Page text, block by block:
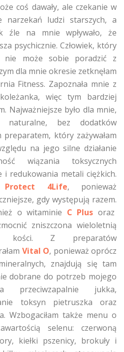
coś dawały, ale czekanie w
narzekań ludzi starszych, a
źle na mnie wpływało, że
psychicznie. Człowiek, który
nie może sobie poradzić z
dla mnie okresie zetknęłam
Fitness. Zapoznała mnie z
więc tym bardziej
Najważniejsze było dla mnie,
bez dodatków
preparatem, który zażywałam
na jego silne działanie
wiązania toksycznych
redukowania metali ciężkich.
4Life, ponieważ
gdy występują razem.
o witaminie C Plus oraz
zniszczona wieloletnią
kości. Z preparatów
Vital O, ponieważ oprócz
znajdują się tam
dobrane do potrzeb mojego
przeciwzapalnie jukka,
toksyn pietruszka oraz
Wzbogaciłam także menu o
selenu: czerwoną
kiełki pszenicy, brokuły i